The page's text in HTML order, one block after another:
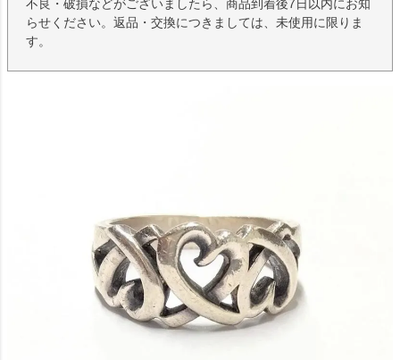
不良・破損などがございましたら、商品到着後7日以内にお知
らせください。返品・交換につきましては、未使用に限りま
す。